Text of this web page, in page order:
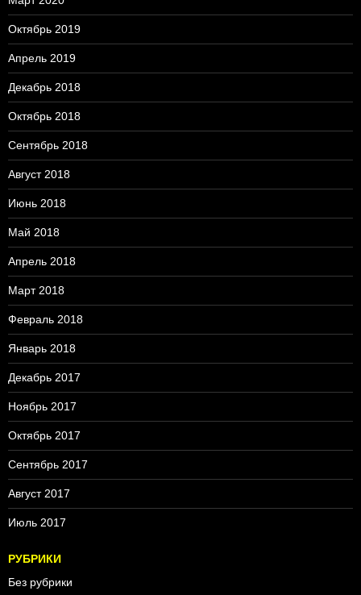
Октябрь 2019
Апрель 2019
Декабрь 2018
Октябрь 2018
Сентябрь 2018
Август 2018
Июнь 2018
Май 2018
Апрель 2018
Март 2018
Февраль 2018
Январь 2018
Декабрь 2017
Ноябрь 2017
Октябрь 2017
Сентябрь 2017
Август 2017
Июль 2017
РУБРИКИ
Без рубрики